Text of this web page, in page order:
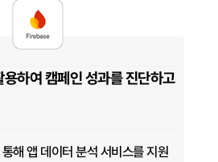
용하여 캠페인 성과를 진단하고
해 앱 데이터 분석 서비스를 지원